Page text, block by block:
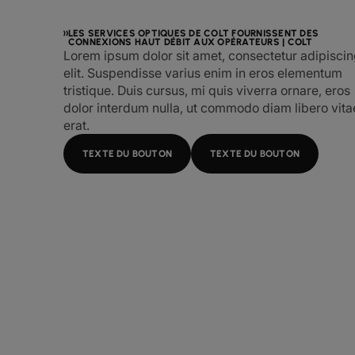
LES SERVICES OPTIQUES DE COLT FOURNISSENT DES
CONNEXIONS HAUT DÉBIT AUX OPÉRATEURS | COLT
Lorem ipsum dolor sit amet, consectetur
elit. Suspendisse varius enim in eros elementum
tristique. Duis cursus, mi quis viverra ornare, eros
dolor interdum nulla, ut commodo diam libero
erat.
TEXTE DU BOUTON TEXTE DU BOUTON